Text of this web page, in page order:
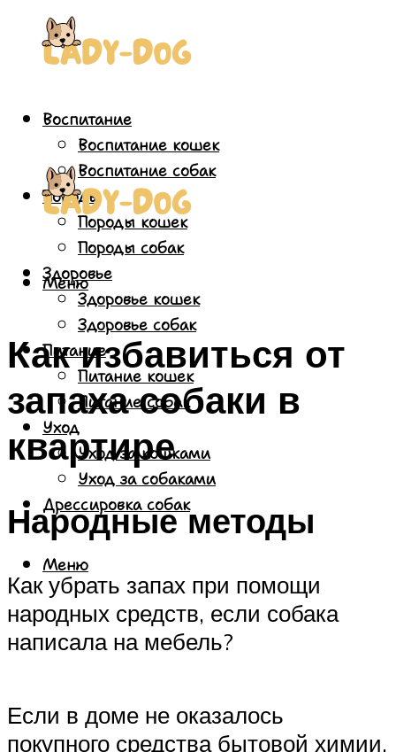
Воспитание
Воспитание кошек
Воспитание собак
Породы
Породы кошек
Породы собак
Здоровье
Здоровье кошек
Здоровье собак
Питание
Питание кошек
Питание собак
Уход
Уход за кошками
Уход за собаками
Дрессировка собак
Меню
Меню
Как избавиться от
запаха собаки в
квартире
Народные методы
Как убрать запах при помощи
народных средств, если собака
написала на мебель?
Если в доме не оказалось
покупного средства бытовой химии,